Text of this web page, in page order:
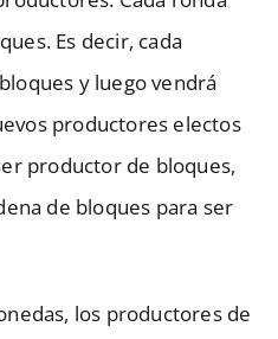
Es decir, cada
y luego vendrá
productores electos
productor de bloques,
de bloques para ser
los productores de